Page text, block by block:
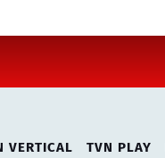
VERTICAL TVN PLAY